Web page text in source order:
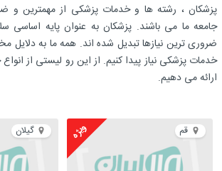
پزشکان ، رشته ها و خدمات پزشکی از مهمترین
جامعه ما می باشند. پزشکان به عنوان پایه اساسی
ضروری ترین نیازها تبدیل شده اند. همه ما به
خدمات پزشکی نیاز پیدا کنیم. از این رو لیستی از
ارائه می دهیم.
قم ویژه گیلان